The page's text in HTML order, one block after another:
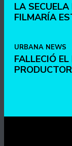
LA SECUELA
FILMARÍA
URBANA NEWS
FALLECIÓ